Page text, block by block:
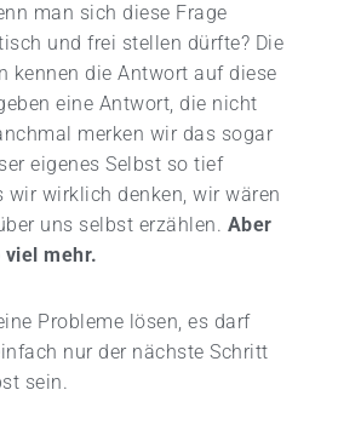
man sich diese Frage
und frei stellen dürfte? Die
kennen die Antwort auf diese
eine Antwort, die nicht
merken wir das sogar
eigenes Selbst so tief
wir wirklich denken, wir wären
uns selbst erzählen. Aber
mehr.
Probleme lösen, es darf
nur der nächste Schritt
sein.